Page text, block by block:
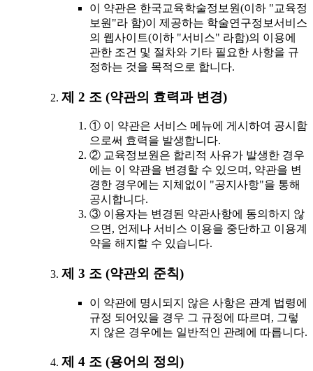
이 약관은 한국교육학술정보원(이하 "교육정
보원"라 함)이 제공하는 학술연구정보서비스
의 웹사이트(이하 "서비스" 라함)의 이용에
관한 조건 및 절차와 기타 필요한 사항을 규
정하는 것을 목적으로 합니다.
제 2 조 (약관의 효력과 변경)
① 이 약관은 서비스 메뉴에 게시하여 공시함
으로써 효력을 발생합니다.
② 교육정보원은 합리적 사유가 발생한 경우
에는 이 약관을 변경할 수 있으며, 약관을 변
경한 경우에는 지체없이 "공지사항"을 통해
공시합니다.
③ 이용자는 변경된 약관사항에 동의하지 않
으면, 언제나 서비스 이용을 중단하고 이용계
약을 해지할 수 있습니다.
제 3 조 (약관외 준칙)
이 약관에 명시되지 않은 사항은 관계 법령에
규정 되어있을 경우 그 규정에 따르며, 그렇
지 않은 경우에는 일반적인 관례에 따릅니다.
제 4 조 (용어의 정의)